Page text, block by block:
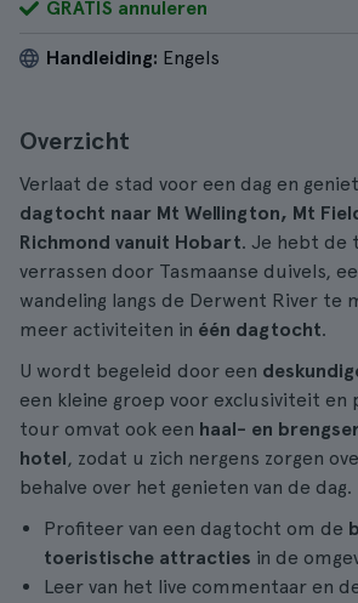
GRATIS annuleren
Handleiding: Engels
Overzicht
Verlaat de stad voor een dag en
dagtocht naar Mt Wellington, Mt
Richmond vanuit Hobart. Je hebt de
verrassen door Tasmaanse duivels,
wandeling langs de Derwent River te
meer activiteiten in één dagtocht.
U wordt begeleid door een
een kleine groep voor exclusiviteit en
tour omvat ook een haal- en
hotel, zodat u zich nergens zorgen
behalve over het genieten van de dag.
Profiteer van een dagtocht om de
toeristische attracties in de
Leer van het live commentaar en